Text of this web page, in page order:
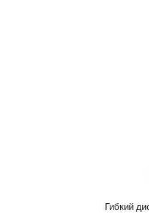
Гибкий